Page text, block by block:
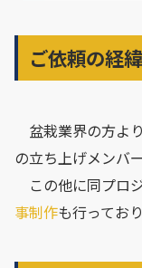
ご依頼の経緯
盆栽業界の方よ
の立ち上げメンバ
この他に同プロ
事制作も行っており